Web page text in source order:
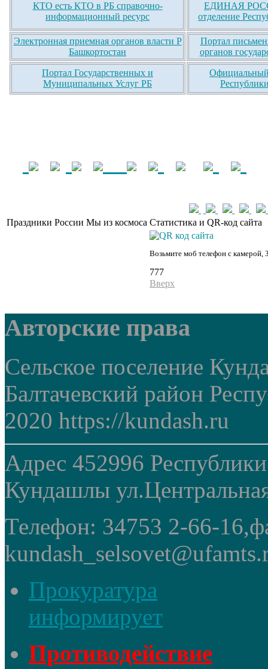
КТО есть КТО в РБ справочно-
информационный ресурс
ЕДИНАЯ
отделение
Электронная приемная органов власти Р
Башкортостан
Портал
органов
Портал Государственных и
Муниципальных Услуг РБ
Официальный
Праздники России Мы из космоса Статистика и QR-код сайта
Возьмите моб телефон с камерой,
777
Вверх
Авторские права
Сельское поселение
Балтачевский район
2020 https://kundash.ru
Адрес 452996
Кундашлы
Телефон: 34753 2-66-
Прокуратура
информирует
Противодействие